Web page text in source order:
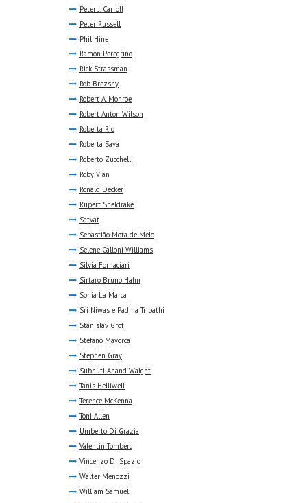
Peter J. Carroll
Peter Russell
Phil Hine
Ramón Peregrino
Rick Strassman
Rob Brezsny
Robert A. Monroe
Robert Anton Wilson
Roberta Rio
Roberta Sava
Roberto Zucchelli
Roby Vian
Ronald Decker
Rupert Sheldrake
Satvat
Sebastião Mota de Melo
Selene Calloni Williams
Silvia Fornaciari
Sirtaro Bruno Hahn
Sonia La Marca
Sri Niwas e Padma Tripathi
Stanislav Grof
Stefano Mayorca
Stephen Gray
Subhuti Anand Waight
Tanis Helliwell
Terence McKenna
Toni Allen
Umberto Di Grazia
Valentin Tomberg
Vincenzo Di Spazio
Walter Menozzi
William Samuel